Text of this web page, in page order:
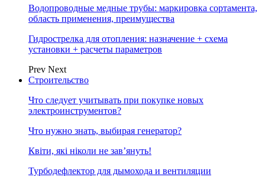
Водопроводные медные трубы: маркировка сортамента,
область применения, преимущества
Гидрострелка для отопления: назначение + схема
установки + расчеты параметров
Prev Next
Строительство
Что следует учитывать при покупке новых
электроинструментов?
Что нужно знать, выбирая генератор?
Квіти, які ніколи не зав’януть!
Турбодефлектор для дымохода и вентиляции